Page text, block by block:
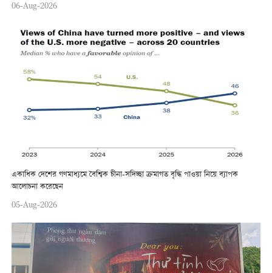
06-Aug-2026
একাধিক দেশের গণমাধ্যমে বৈশ্বিক চীনা-সদিচ্ছা ক্রমাগত বৃদ্ধি পাওয়া নিয়ে ব্যাপক
আলোচনা করেছেন
05-Aug-2026